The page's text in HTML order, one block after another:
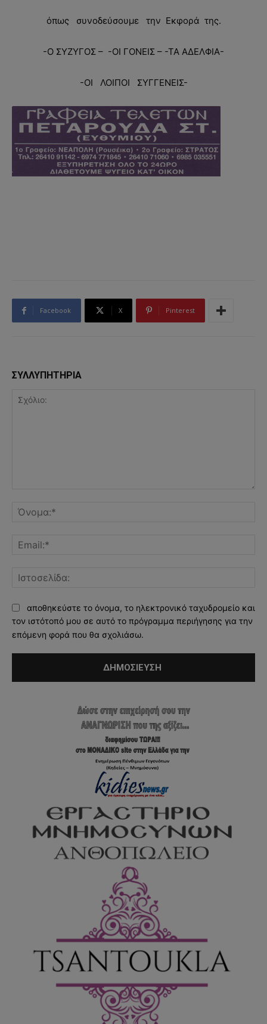
όπως συνοδεύσουμε την Εκφορά της.
-Ο ΣΥΖΥΓΟΣ – -ΟΙ ΓΟΝΕΙΣ – -ΤΑ ΑΔΕΛΦΙΑ-
-ΟΙ ΛΟΙΠΟΙ ΣΥΓΓΕΝΕΙΣ-
Facebook X Pinterest
ΣΥΛΛΥΠΗΤΗΡΙΑ
αποθηκεύστε το όνομα, το ηλεκτρονικό ταχυδρομείο και
τον ιστότοπό μου σε αυτό το πρόγραμμα περιήγησης για την
επόμενη φορά που θα σχολιάσω.